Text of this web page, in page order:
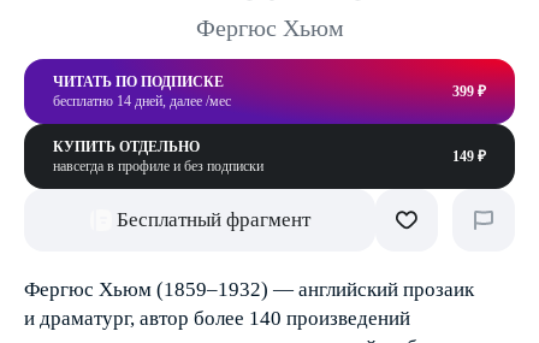
Фергюс Хьюм
ЧИТАТЬ ПО ПОДПИСКЕ
бесплатно 14 дней, далее /мес
399 ₽
КУПИТЬ ОТДЕЛЬНО
навсегда в профиле и без подписки
149 ₽
Бесплатный фрагмент
Фергюс Хьюм (1859–1932) — английский прозаик
и драматург, автор более 140 произведений